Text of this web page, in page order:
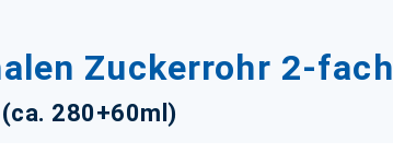
Zuckerrohr 2-fach
280+60ml)